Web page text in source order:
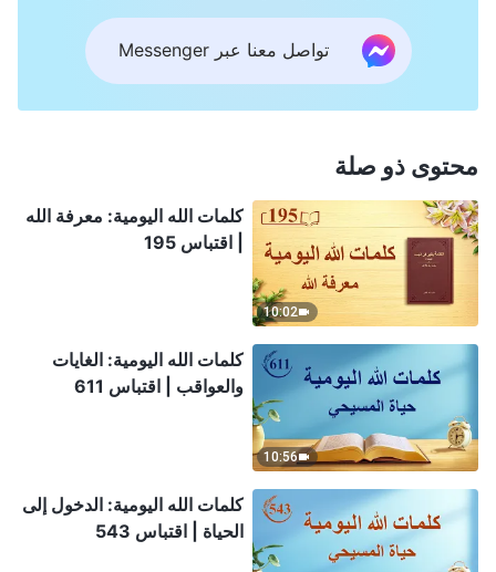
تواصل معنا عبر Messenger
محتوى ذو صلة
10:02
كلمات الله اليومية: معرفة الله
| اقتباس 195
10:56
كلمات الله اليومية: الغايات
والعواقب | اقتباس 611
كلمات الله اليومية: الدخول إلى
الحياة | اقتباس 543